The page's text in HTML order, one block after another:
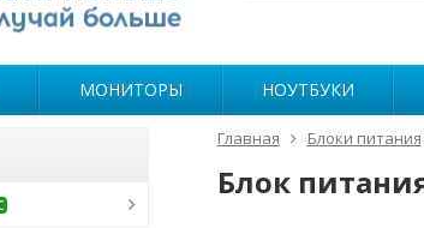
МОНИТОРЫ НОУТБУКИ
Главная Блоки питания
Блок